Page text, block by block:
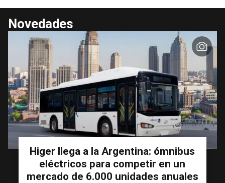
Novedades
Higer llega a la Argentina: ómnibus
eléctricos para competir en un
mercado de 6.000 unidades anuales